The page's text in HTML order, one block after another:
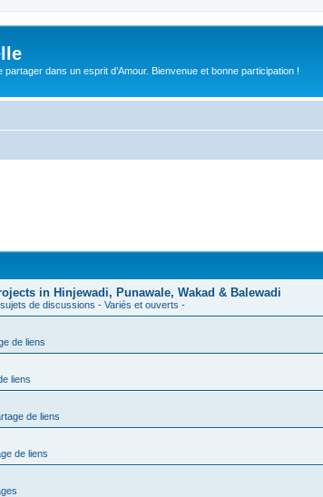
dans un esprit d’Amour. Bienvenue et bonne participation !
in Hinjewadi, Punawale, Wakad & Balewadi
de discussions - Variés et ouverts -
de liens
liens
de liens
de liens